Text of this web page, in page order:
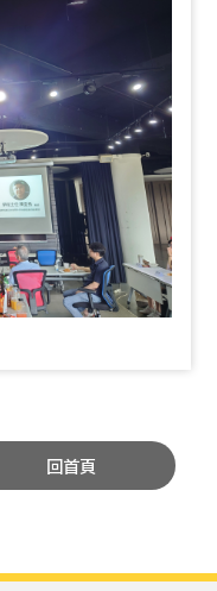
回首頁